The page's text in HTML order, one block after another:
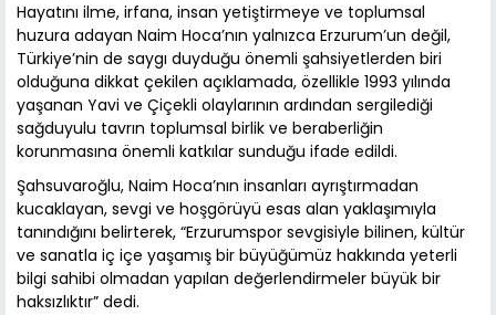
Hayatını ilme, irfana, insan yetiştirmeye ve toplumsal
huzura adayan Naim Hoca’nın yalnızca Erzurum’un değil,
Türkiye’nin de saygı duyduğu önemli şahsiyetlerden biri
olduğuna dikkat çekilen açıklamada, özellikle 1993 yılında
yaşanan Yavi ve Çiçekli olaylarının ardından sergilediği
sağduyulu tavrın toplumsal birlik ve beraberliğin
korunmasına önemli katkılar sunduğu ifade edildi.
Şahsuvaroğlu, Naim Hoca’nın insanları ayrıştırmadan
kucaklayan, sevgi ve hoşgörüyü esas alan yaklaşımıyla
tanındığını belirterek, “Erzurumspor sevgisiyle bilinen, kültür
ve sanatla iç içe yaşamış bir büyüğümüz hakkında yeterli
bilgi sahibi olmadan yapılan değerlendirmeler büyük bir
haksızlıktır” dedi.